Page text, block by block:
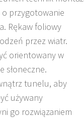
przygotowanie
Rękaw foliowy
przez wiatr.
orientowany w
słoneczne.
tunelu, aby
używany
go rozwiązaniem